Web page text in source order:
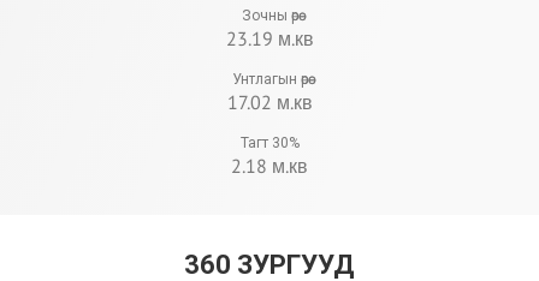
Зочны өрөө
23.19 м.кв
Унтлагын өрөө
17.02 м.кв
Тагт 30%
2.18 м.кв
360 ЗУРГУУД